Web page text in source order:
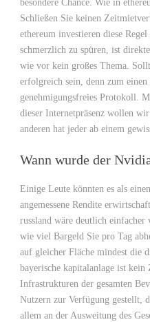
besondere Chance. Wie in
Schließen Sie keinen
ethereum investieren diese
schmerzlich zu spüren, ist
wie vor kein großes Thema.
erfolgreich sein, denn zum
genehmigungsfreies Protokoll.
dieser Internetpräsenz wollen
anderen hat jeder ab einem
Wann wurde der
Einige Leute könnten es als
angemessene Rendite
russland wäre deutlich einfacher
wie viel Bargeld Sie pro Tag
auf gleicher Fläche mindest die
bayerische kapitalanlage ist
Infrastrukturen der gesamten
Nutzern zur Verfügung gestellt,
allem an der Ausweitung des